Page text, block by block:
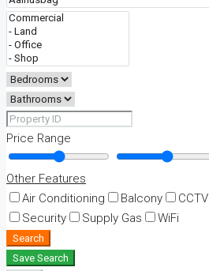
Price Range
Other Features
Air Conditioning
Balcony CCTV
Security
Supply Gas WiFi
Search
Save Search